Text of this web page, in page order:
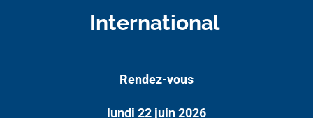
International
Rendez-vous
lundi 22 juin 2026